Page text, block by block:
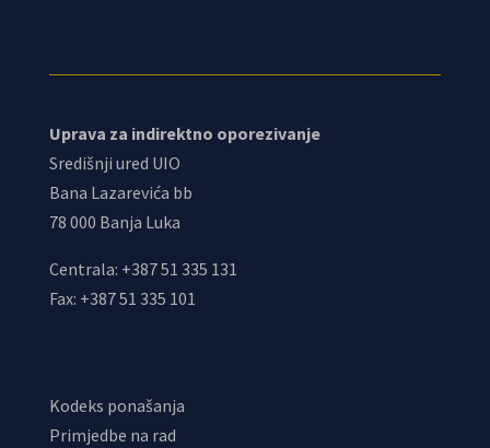
Uprava za indirektno oporezivanje
Središnji ured UIO
Bana Lazarevića bb
78 000 Banja Luka
Centrala: +387 51 335 131
Fax: +387 51 335 101
Kodeks ponašanja
Primjedbe na rad